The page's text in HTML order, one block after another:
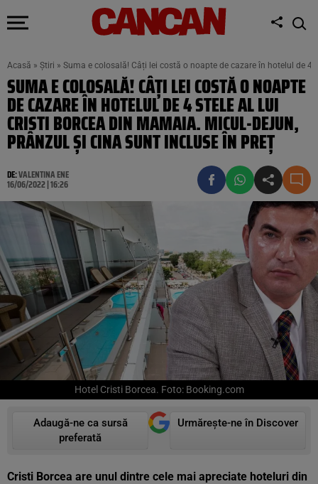
Acasă » Știri » Suma e colosală! Câți lei costă o noapte de cazare în hotelul de
SUMA E COLOSALĂ! CÂȚI LEI COSTĂ O NOAPTE
DE CAZARE ÎN HOTELUL DE 4 STELE AL LUI
CRISTI BORCEA DIN MAMAIA. MICUL-DEJUN,
PRÂNZUL ȘI CINA SUNT INCLUSE ÎN PREȚ
DE:VALENTINA ENE
16/06/2022 | 16:26
Hotel Cristi Borcea. Foto: Booking.com
Adaugă-ne ca sursă
preferată
Urmărește-ne în Discover
Cristi Borcea are unul dintre cele mai apreciate hoteluri din